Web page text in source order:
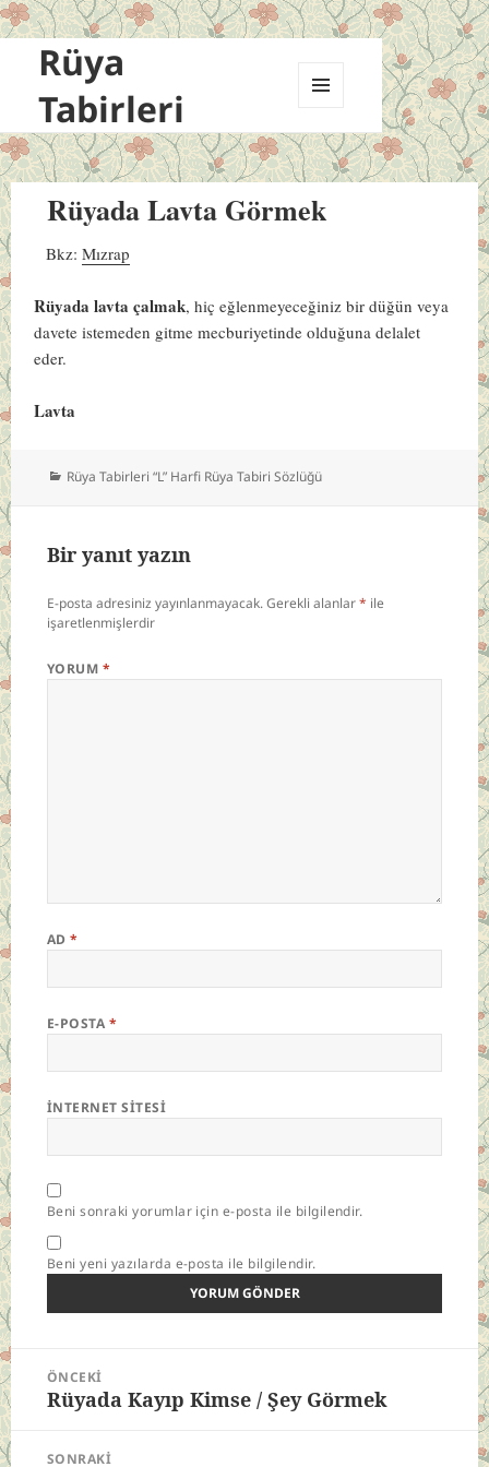
Rüya
Tabirleri
VE
BILEŞENLER
Rüyada Lavta Görmek
Bkz:Mızrap
Rüyada lavta çalmak, hiç eğlenmeyeceğiniz bir düğün veya
davete istemeden gitme mecburiyetinde olduğuna delalet
eder.
Lavta
Kategoriler
Rüya Tabirleri “L” Harfi Rüya Tabiri Sözlüğü
Bir yanıt yazın
E-posta adresiniz yayınlanmayacak.Gerekli alanlar* ile
işaretlenmişlerdir
YORUM *
AD*
E-POSTA *
İNTERNET SITESI
Beni sonraki yorumlar için e-posta ile bilgilendir.
Beni yeni yazılarda e-posta ile bilgilendir.
Yazı
gezinmesi
ÖNCEKI
Önceki
Rüyada Kayıp Kimse / Şey Görmek
SONRAKI